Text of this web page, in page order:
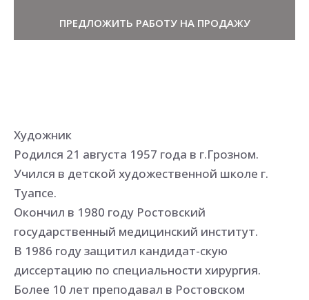
ПРЕДЛОЖИТЬ РАБОТУ НА ПРОДАЖУ
Художник
Родился 21 августа 1957 года в г.Грозном.
Учился в детской художественной школе г.
Туапсе.
Окончил в 1980 году Ростовский
государственный медицинский институт.
В 1986 году защитил кандидат-скую
диссертацию по специальности хирургия.
Более 10 лет преподавал в Ростовском